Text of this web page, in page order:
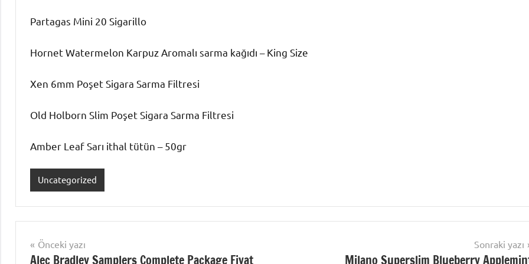
Partagas Mini 20 Sigarillo
Hornet Watermelon Karpuz Aromalı sarma kağıdı – King Size
Xen 6mm Poşet Sigara Sarma Filtresi
Old Holborn Slim Poşet Sigara Sarma Filtresi
Amber Leaf Sarı ithal tütün – 50gr
Uncategorized
Yazı
Önceki yazı
Alec Bradley Samplers Complete Package Fiyat
Sonraki yazı
Milano Superslim Blueberry